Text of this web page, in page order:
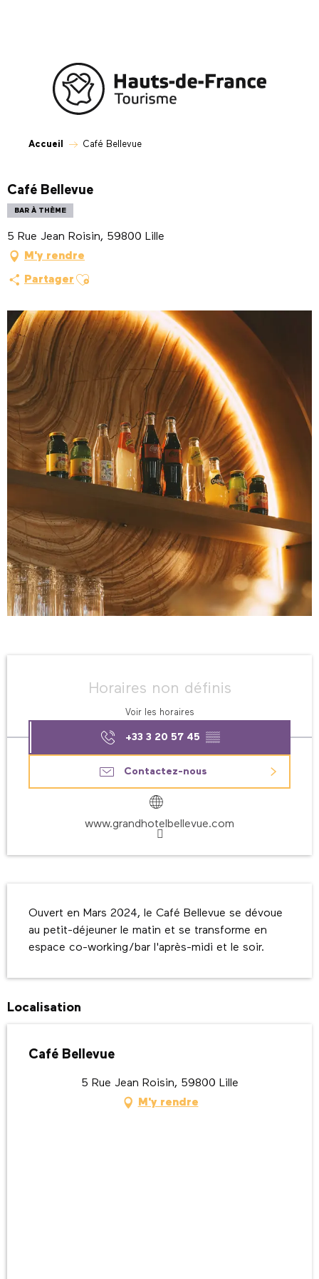
Accueil Café Bellevue
Café Bellevue
BAR À THÈME
5 Rue Jean Roisin, 59800 Lille
M'y rendre
Partager Ajouter aux favoris
Horaires non définis
Voir les horaires
+33 3 20 57 45 ▒▒
Contactez-nous
www.grandhotelbellevue.com
Ouvert en Mars 2024, le Café Bellevue se dévoue
au petit-déjeuner le matin et se transforme en
espace co-working/bar l'après-midi et le soir.
Localisation
Café Bellevue
5 Rue Jean Roisin, 59800 Lille
M'y rendre